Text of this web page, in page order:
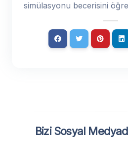
simülasyonu becerisini
Bizi Sosyal